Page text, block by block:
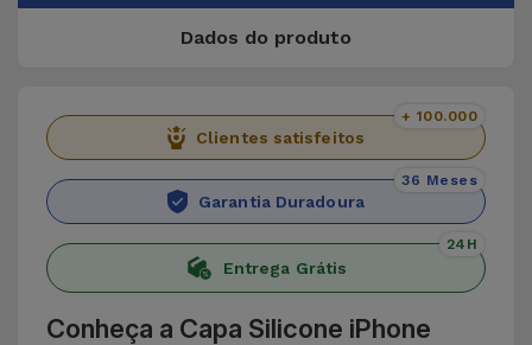
Dados do produto
Clientes satisfeitos
+ 100.000
Garantia Duradoura
36 Meses
Entrega Grátis
24H
Conheça a Capa Silicone iPhone